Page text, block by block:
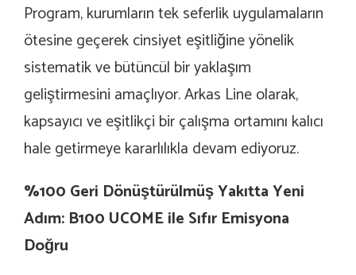
Program, kurumların tek seferlik uygulamaların
ötesine geçerek cinsiyet eşitliğine yönelik
sistematik ve bütüncül bir yaklaşım
geliştirmesini amaçlıyor. Arkas Line olarak,
kapsayıcı ve eşitlikçi bir çalışma ortamını kalıcı
hale getirmeye kararlılıkla devam ediyoruz.
%100 Geri Dönüştürülmüş Yakıtta Yeni
Adım: B100 UCOME ile Sıfır Emisyona
Doğru